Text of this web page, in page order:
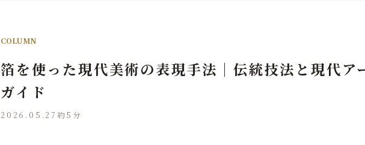
COLUMN
箔を使った現代美術の表現手法｜伝統技法と現代ア
ガイド
2026.05.27 約5分